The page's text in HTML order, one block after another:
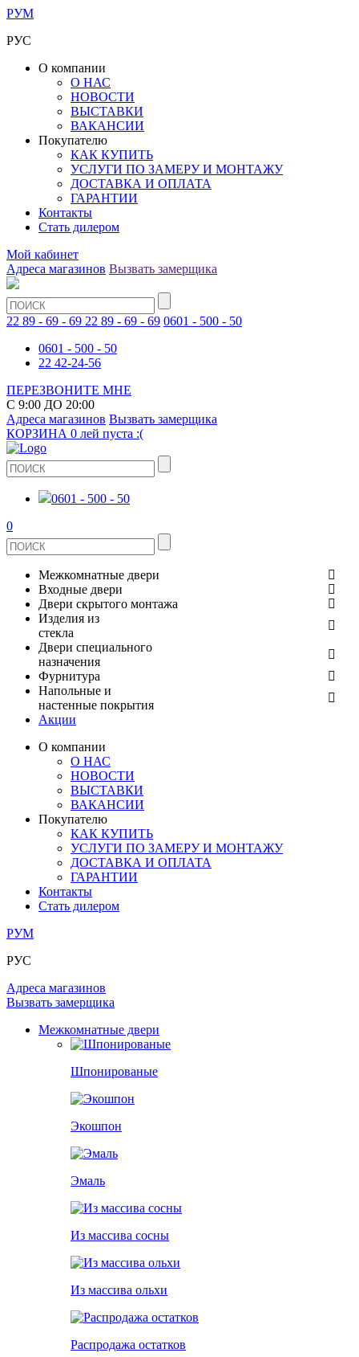
РУМ
РУС
О компании
О НАС
НОВОСТИ
ВЫСТАВКИ
ВАКАНСИИ
Покупателю
КАК КУПИТЬ
УСЛУГИ ПО ЗАМЕРУ И МОНТАЖУ
ДОСТАВКА И ОПЛАТА
ГАРАНТИИ
Контакты
Стать дилером
Мой кабинет
Адреса магазинов Вызвать замерщика
22 89 - 69 - 69 22 89 - 69 - 69 0601 - 500 - 50
0601 - 500 - 50
22 42-24-56
ПЕРЕЗВОНИТЕ МНЕ
С 9:00 ДО 20:00
Адреса магазинов Вызвать замерщика
КОРЗИНА 0 лей пуста :(
0601 - 500 - 50
0
Межкомнатные двери
ШПОНИРОВАНЫЕ
ЭКОШПОН
ЭМАЛЬ
ИЗ МАССИВА СОСНЫ
ИЗ МАССИВА ОЛЬХИ
РАСПРОДАЖА ОСТАТКОВ
ВСЕ ДВЕРИ
Входные двери
МЕТАЛЛИЧЕСКИЕ ДВЕРИ
В КВАРТИРУ
ДЛЯ ДОМА
Двери скрытого монтажа
СТЕКЛЯННЫЕ
ЗЕРКАЛЬНЫЕ
КЕРАМОГРАНИТ
ПОД ОБОИ И ПОКРАСКУ
Изделия из
стекла
ДВЕРИ
ДУШЕВЫЕ КАБИНЫ И ПЕРЕГОРОДКИ
РАЗДВИЖНЫЕ ПЕРЕГОРОДКИ
Двери специального
назначения
ПРОТИВОПОЖАРНЫЕ
Фурнитура
ДВЕРНЫЕ РУЧКИ
КОМПЛЕКТУЮЩИЕ
ОГРАНИЧИТЕЛИ
ПЕТЛИ
РАЗДВИЖНАЯ СИСТЕМА
Напольные и
настенные покрытия
СТЕНОВЫЕ ПАНЕЛИ
Акции
О компании
О НАС
НОВОСТИ
ВЫСТАВКИ
ВАКАНСИИ
Покупателю
КАК КУПИТЬ
УСЛУГИ ПО ЗАМЕРУ И МОНТАЖУ
ДОСТАВКА И ОПЛАТА
ГАРАНТИИ
Контакты
Стать дилером
РУМ
РУС
Адреса магазинов
Вызвать замерщика
Межкомнатные двери
Шпонированые
Экошпон
Эмаль
Из массива сосны
Из массива ольхи
Распродажа остатков